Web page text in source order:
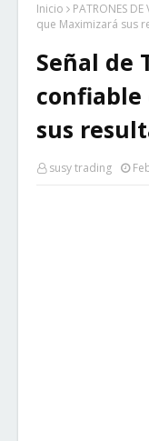
Inicio PATRONES DE
que Maximizará sus
Señal de
confiable
sus
susy trading